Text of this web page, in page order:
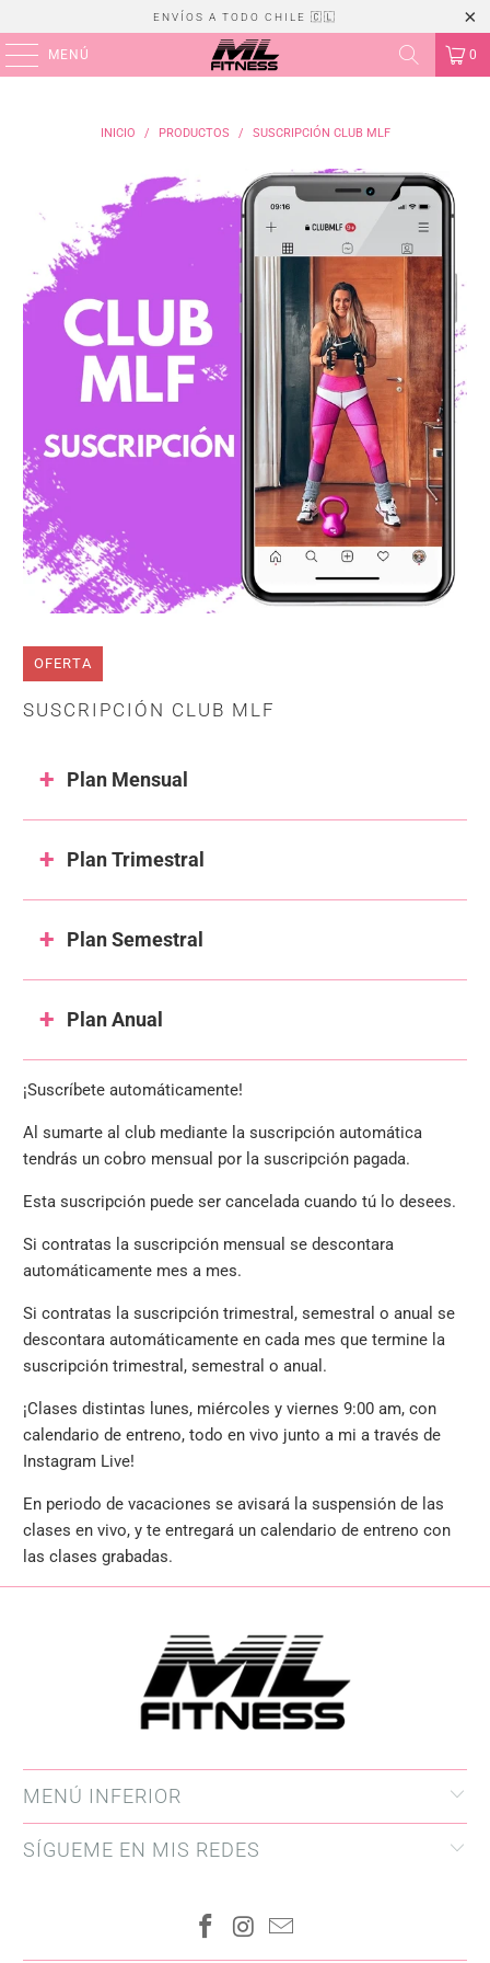
ENVÍOS A TODO CHILE 🇨🇱
MENÚ 0
INICIO / PRODUCTOS / SUSCRIPCIÓN CLUB MLF
OFERTA
SUSCRIPCIÓN CLUB MLF
Plan Mensual
Plan Trimestral
Plan Semestral
Plan Anual
¡Suscríbete automáticamente!
Al sumarte al club mediante la suscripción automática
tendrás un cobro mensual por la suscripción pagada.
Esta suscripción puede ser cancelada cuando tú lo desees.
Si contratas la suscripción mensual se descontara
automáticamente mes a mes.
Si contratas la suscripción trimestral, semestral o anual se
descontara automáticamente en cada mes que termine la
suscripción trimestral, semestral o anual.
¡Clases distintas lunes, miércoles y viernes 9:00 am, con
calendario de entreno, todo en vivo junto a mi a través de
Instagram Live!
En periodo de vacaciones se avisará la suspensión de las
clases en vivo, y te entregará un calendario de entreno con
las clases grabadas.
MENÚ INFERIOR
SÍGUEME EN MIS REDES